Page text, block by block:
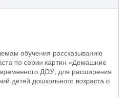
обучения рассказыванию
по серии картин «Домашние
ДОУ, для расширения
детей дошкольного возраста о